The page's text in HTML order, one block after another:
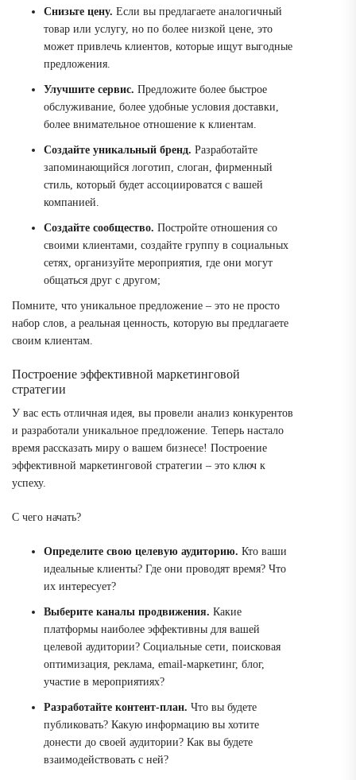
Снизьте цену. Если вы предлагаете аналогичный
товар или услугу, но по более низкой цене, это
может привлечь клиентов, которые ищут выгодные
предложения.
Улучшите сервис. Предложите более быстрое
обслуживание, более удобные условия доставки,
более внимательное отношение к клиентам.
Создайте уникальный бренд. Разработайте
запоминающийся логотип, слоган, фирменный
стиль, который будет ассоциироватся с вашей
компанией.
Создайте сообщество. Постройте отношения со
своими клиентами, создайте группу в социальных
сетях, организуйте мероприятия, где они могут
общаться друг с другом;
Помните, что уникальное предложение – это не просто
набор слов, а реальная ценность, которую вы предлагаете
своим клиентам.
Построение эффективной маркетинговой
стратегии
У вас есть отличная идея, вы провели анализ конкурентов
и разработали уникальное предложение. Теперь настало
время рассказать миру о вашем бизнесе! Построение
эффективной маркетинговой стратегии – это ключ к
успеху.
С чего начать?
Определите свою целевую аудиторию. Кто ваши
идеальные клиенты? Где они проводят время? Что
их интересует?
Выберите каналы продвижения. Какие
платформы наиболее эффективны для вашей
целевой аудитории? Социальные сети, поисковая
оптимизация, реклама, email-маркетинг, блог,
участие в мероприятиях?
Разработайте контент-план. Что вы будете
публиковать? Какую информацию вы хотите
донести до своей аудитории? Как вы будете
взаимодействовать с ней?